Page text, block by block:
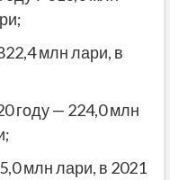
млн лари, в
году — 224,0 млн
млн лари, в 2021